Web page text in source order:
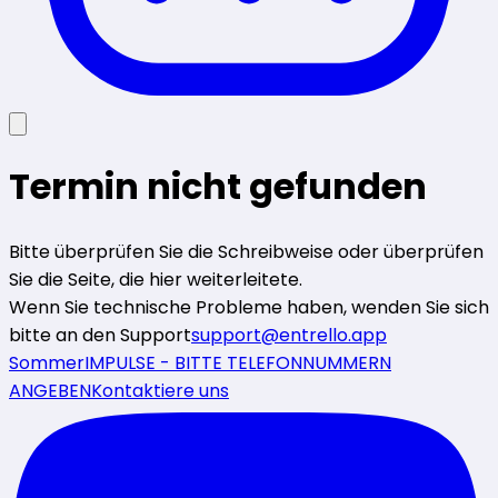
Termin nicht gefunden
Bitte überprüfen Sie die Schreibweise oder überprüfen
Sie die Seite, die hier weiterleitete.
Wenn Sie technische Probleme haben, wenden Sie sich
bitte an den Supportsupport@entrello.app
SommerIMPULSE - BITTE TELEFONNUMMERN
ANGEBENKontaktiere uns